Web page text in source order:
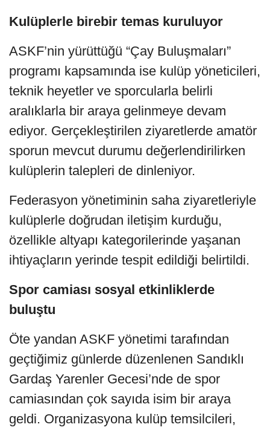
Kulüplerle birebir temas kuruluyor
ASKF’nin yürüttüğü “Çay Buluşmaları”
programı kapsamında ise kulüp yöneticileri,
teknik heyetler ve sporcularla belirli
aralıklarla bir araya gelinmeye devam
ediyor. Gerçekleştirilen ziyaretlerde amatör
sporun mevcut durumu değerlendirilirken
kulüplerin talepleri de dinleniyor.
Federasyon yönetiminin saha ziyaretleriyle
kulüplerle doğrudan iletişim kurduğu,
özellikle altyapı kategorilerinde yaşanan
ihtiyaçların yerinde tespit edildiği belirtildi.
Spor camiası sosyal etkinliklerde
buluştu
Öte yandan ASKF yönetimi tarafından
geçtiğimiz günlerde düzenlenen Sandıklı
Gardaş Yarenler Gecesi’nde de spor
camiasından çok sayıda isim bir araya
geldi. Organizasyona kulüp temsilcileri,